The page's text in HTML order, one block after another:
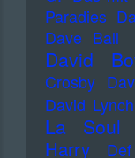
Paradies
Dave Ball
David
Crosby
David Lynch
La Soul
Harry